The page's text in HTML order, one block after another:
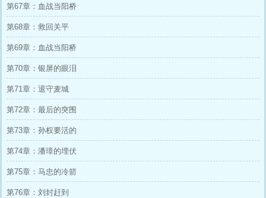
第67章：血战当阳桥
第68章：救回关平
第69章：血战当阳桥
第70章：银屏的眼泪
第71章：退守麦城
第72章：最后的突围
第73章：孙权要活的
第74章：潘璋的埋伏
第75章：马忠的冷箭
第76章：刘封赶到